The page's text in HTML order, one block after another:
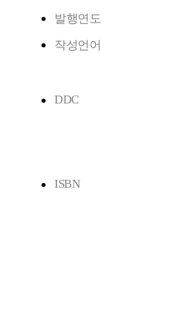
발행연도
작성언어
DDC
ISBN